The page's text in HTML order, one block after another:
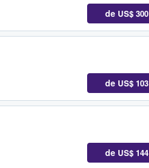
de US$ 300
de US$ 103
de US$ 144